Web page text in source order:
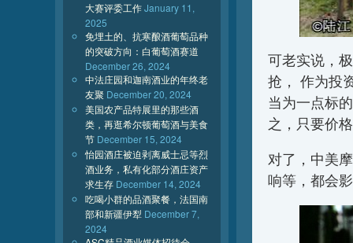
可老实说，
抢， 作为投
当为一点标
之，只要价
对了，中美
响等，都会
大赛评委工作January 11,
2025
免埋土的、抗寒酿酒葡萄品种
的突破方向：白葡萄酒赛道
December 26, 2024
中法庄园和迦南酒业的年终老
友聚 December 20, 2024
美国农产品特展里的那些酒
类，再逛希尔顿葡萄酒与美食
节 December 15, 2024
怡园酒庄被迫剥离威士忌等烈
酒业务，私有化部分酒庄资产
求生存 December 14, 2024
吃喝小群的品酒聚餐，法国南
部和新疆伊犁 December 7,
2024